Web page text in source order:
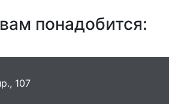
понадобится:
107